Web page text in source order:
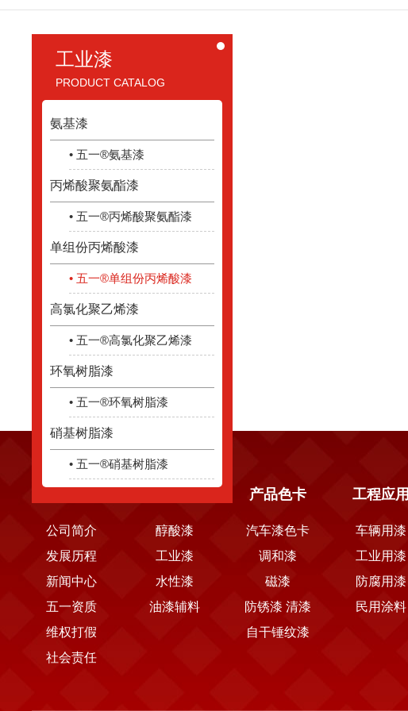
工业漆
PRODUCT CATALOG
氨基漆
• 五一®氨基漆
丙烯酸聚氨酯漆
• 五一®丙烯酸聚氨酯漆
单组份丙烯酸漆
• 五一®单组份丙烯酸漆
高氯化聚乙烯漆
• 五一®高氯化聚乙烯漆
环氧树脂漆
• 五一®环氧树脂漆
硝基树脂漆
• 五一®硝基树脂漆
公司简介
发展历程
新闻中心
五一资质
维权打假
社会责任
醇酸漆
工业漆
水性漆
油漆辅料
产品色卡
汽车漆色卡
调和漆
磁漆
防锈漆 清漆
自干锤纹漆
工程应用
车辆用漆
工业用漆
防腐用漆
民用涂料